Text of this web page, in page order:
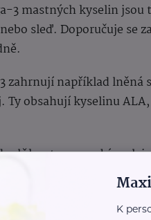
3 mastných kyselin
sleď. Doporučuje se
zahrnují například lněná
Ty obsahují kyselinu
stravy s rybím
vhodné zejména pro
na kvalitu produktu a
K